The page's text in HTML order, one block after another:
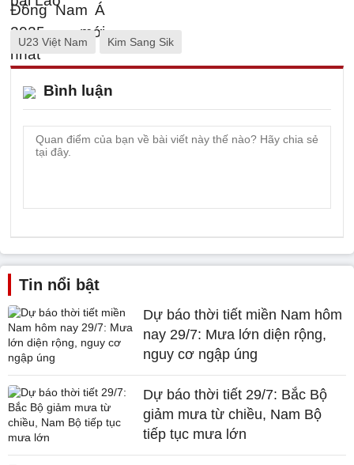
U23 Việt Nam Kim Sang Sik
Bình luận
Tin nổi bật
Dự báo thời tiết miền Nam hôm
nay 29/7: Mưa lớn diện rộng,
nguy cơ ngập úng
Dự báo thời tiết 29/7: Bắc Bộ
giảm mưa từ chiều, Nam Bộ
tiếp tục mưa lớn